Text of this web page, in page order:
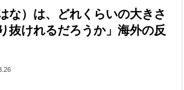
な）は、どれくらいの大きさ
抜けれるだろうか」海外の反